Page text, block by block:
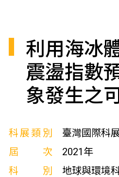
利用海冰
震盪指數
象發生之
科展類別
臺灣國際科
屆次
2021年
科別
地球與環境